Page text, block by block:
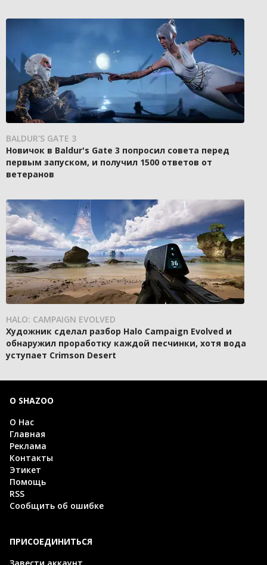
BALDUR'S GATE 3
Новичок в Baldur's Gate 3 попросил совета перед
первым запуском, и получил 1500 ответов от
ветеранов
HALO: CAMPAIGN EVOLVED
Художник сделал разбор Halo Campaign Evolved и
обнаружил проработку каждой песчинки, хотя вода
уступает Crimson Desert
О SHAZOO
О Нас
Главная
Реклама
Контакты
Этикет
Помощь
RSS
Сообщить об ошибке
ПРИСОЕДИНИТЬСЯ